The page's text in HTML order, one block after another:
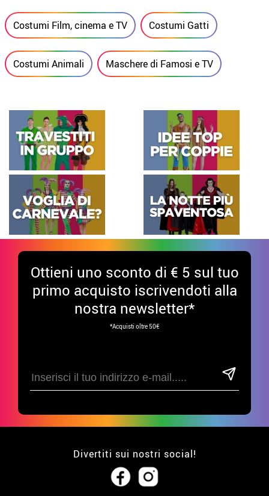
Costumi Film, cinema e TV Costumi Gatti
Costumi Animali Maschere di Famosi e TV
Ottieni uno sconto di € 5 sul tuo
primo acquisto iscrivendoti alla
nostra newsletter*
*Acquisti oltre 50€
Divertiti sui nostri social!